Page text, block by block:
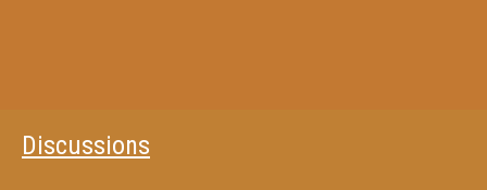
Discussions